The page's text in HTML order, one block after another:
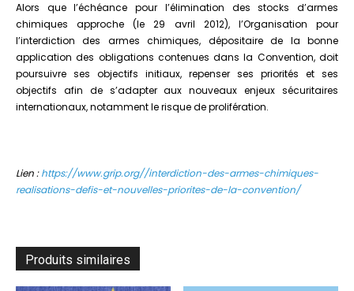
Alors que l’échéance pour l’élimination des stocks d’armes
chimiques approche (le 29 avril 2012), l’Organisation pour
l’interdiction des armes chimiques, dépositaire de la bonne
application des obligations contenues dans la Convention, doit
poursuivre ses objectifs initiaux, repenser ses priorités et ses
objectifs afin de s’adapter aux nouveaux enjeux sécuritaires
internationaux, notamment le risque de prolifération.
Lien :https://www.grip.org//interdiction-des-armes-chimiques-
realisations-defis-et-nouvelles-priorites-de-la-convention/
Produits similaires